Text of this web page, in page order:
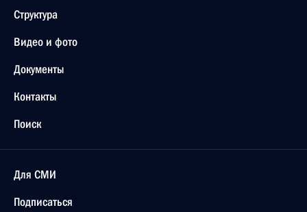
Структура
Видео и фото
Документы
Контакты
Поиск
Для СМИ
Подписаться